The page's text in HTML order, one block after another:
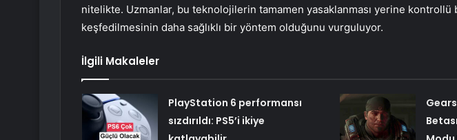
nitelikte. Uzmanlar, bu teknolojilerin tamamen yasaklanması yerine kontrollü
keşfedilmesinin daha sağlıklı bir yöntem olduğunu vurguluyor.
İlgili Makaleler
PlayStation 6 performansı
sızdırıldı: PS5’i ikiye